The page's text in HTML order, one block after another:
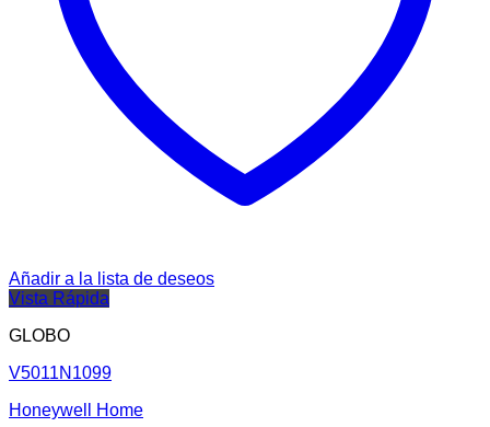
Añadir a la lista de deseos
Vista Rápida
GLOBO
V5011N1099
Honeywell Home